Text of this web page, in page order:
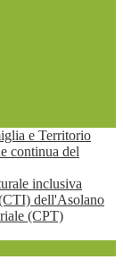
e Territorio
continua del
inclusiva
dell'Asolano
(CPT)